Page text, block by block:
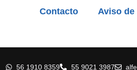
Contacto Aviso
56 1910 8359 55 9021 3987